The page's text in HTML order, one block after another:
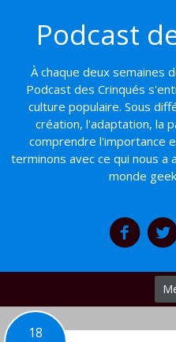
contenu
Podcast
À chaque deux semaines
Podcast des Crinqués
culture populaire. Sous
création, l'adaptation, la
comprendre l'importance
terminons avec ce qui nous a
monde
18